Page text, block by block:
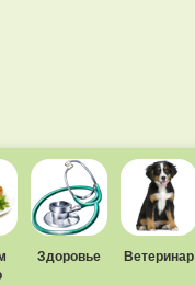
Здоровье Ветеринар